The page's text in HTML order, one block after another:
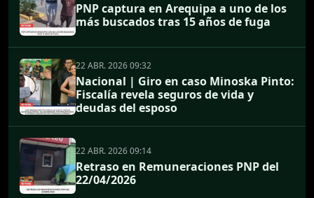
PNP captura en Arequipa a uno de los
más buscados tras 15 años de fuga
22 ABR. 2026 09:32
Nacional | Giro en caso Minoska Pinto:
Fiscalía revela seguros de vida y
deudas del esposo
22 ABR. 2026 09:14
Retraso en Remuneraciones PNP del
22/04/2026